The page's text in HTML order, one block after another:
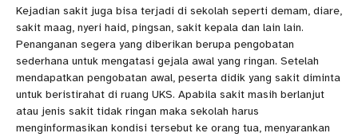
Kejadian sakit juga bisa terjadi di sekolah seperti demam, diare,
sakit maag, nyeri haid, pingsan, sakit kepala dan lain lain.
Penanganan segera yang diberikan berupa pengobatan
sederhana untuk mengatasi gejala awal yang ringan. Setelah
mendapatkan pengobatan awal, peserta didik yang sakit diminta
untuk beristirahat di ruang UKS. Apabila sakit masih berlanjut
atau jenis sakit tidak ringan maka sekolah harus
menginformasikan kondisi tersebut ke orang tua, menyarankan